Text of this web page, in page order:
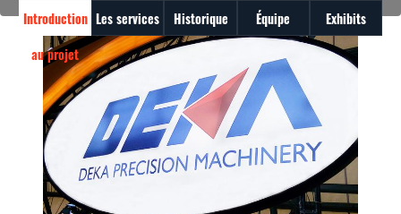
Introduction
au projet
Les services Historique Équipe Exhibits